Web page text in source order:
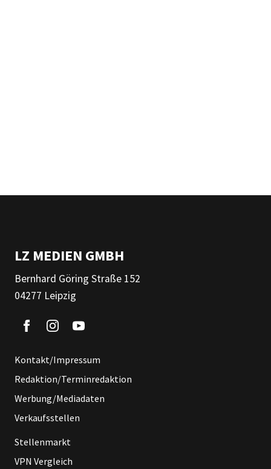
LZ MEDIEN GMBH
Bernhard Göring Straße 152
04277 Leipzig
Kontakt/Impressum
Redaktion/Terminredaktion
Werbung/Mediadaten
Verkaufsstellen
Stellenmarkt
VPN Vergleich